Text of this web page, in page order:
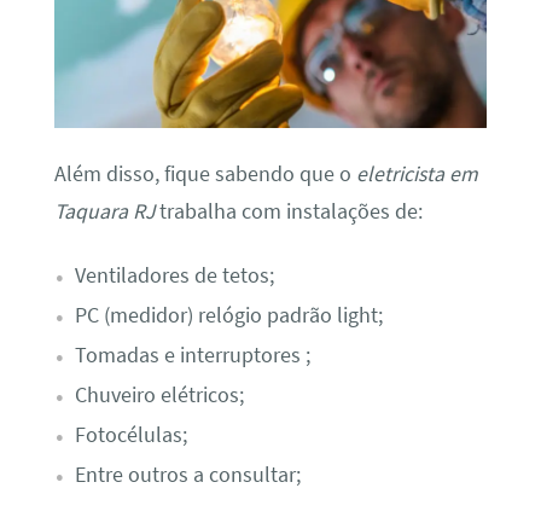
Além disso, fique sabendo que o eletricista em
Taquara RJtrabalha com instalações de:
Ventiladores de tetos;
PC (medidor) relógio padrão light;
Tomadas e interruptores ;
Chuveiro elétricos;
Fotocélulas;
Entre outros a consultar;